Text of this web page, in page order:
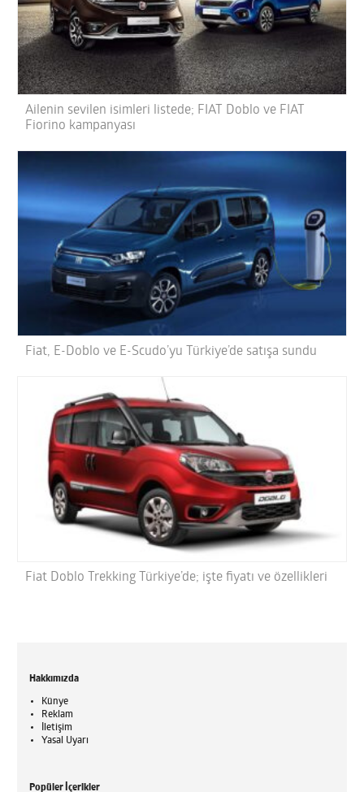
Ailenin sevilen isimleri listede; FIAT Doblo ve FIAT
Fiorino kampanyası
Fiat, E-Doblo ve E-Scudo’yu Türkiye’de satışa sundu
Fiat Doblo Trekking Türkiye’de; işte fiyatı ve özellikleri
Hakkımızda
Künye
Reklam
İletişim
Yasal Uyarı
Popüler İçerikler